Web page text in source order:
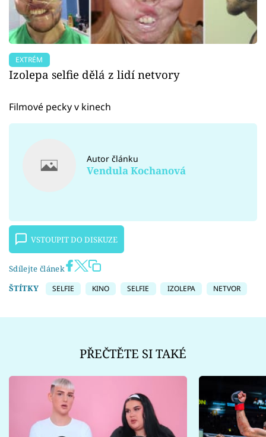
EXTRÉM
Izolepa selfie dělá z lidí netvory
Filmové pecky v kinech
Autor článku
Vendula Kochanová
VSTOUPIT DO DISKUZE
Sdílejte článek
ŠTÍTKY
SELFIE KINO SELFIE IZOLEPA NETVOR
PŘEČTĚTE SI TAKÉ